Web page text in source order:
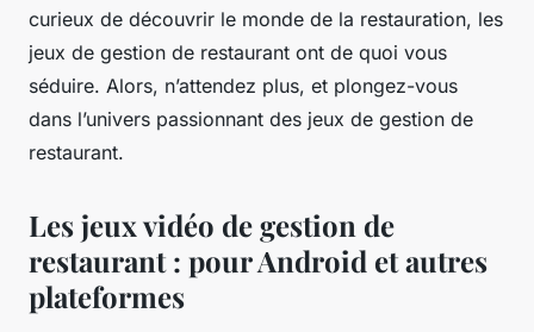
curieux de découvrir le monde de la restauration, les
jeux de gestion de restaurant ont de quoi vous
séduire. Alors, n’attendez plus, et plongez-vous
dans l’univers passionnant des jeux de gestion de
restaurant.
Les jeux vidéo de gestion de
restaurant : pour Android et autres
plateformes